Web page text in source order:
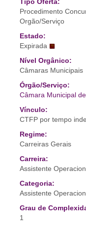
Procedimento
Orgão/Serviço
Estado:
Expirada
Nível Orgânico:
Câmaras Municipais
Órgão/Serviço:
Câmara Municipal
Vínculo:
CTFP por tempo
Regime:
Carreiras Gerais
Carreira:
Assistente
Categoria:
Assistente
Grau de
1